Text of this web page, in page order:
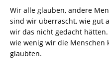
Wir alle glauben, andere
sind wir überrascht, wie gut
wir das nicht gedacht
wie wenig wir die Menschen
glaubten.